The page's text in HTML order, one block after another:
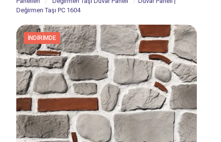
Değirmen Taşı PC 1604
İNDIRIMDE